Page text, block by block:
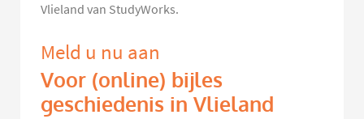
Vlieland van StudyWorks.
Meld u nu aan
Voor (online) bijles
geschiedenis in Vlieland